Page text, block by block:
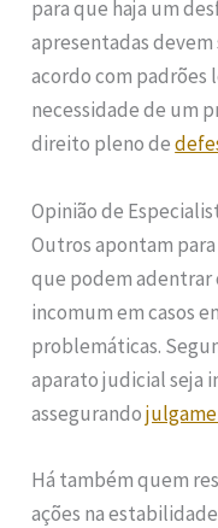
para que haja um
apresentadas devem
acordo com padrões
necessidade de um
direito pleno de
Opinião de
Outros apontam
que podem adentrar
incomum em casos
problemáticas.
aparato judicial seja
assegurando
Há também quem
ações na